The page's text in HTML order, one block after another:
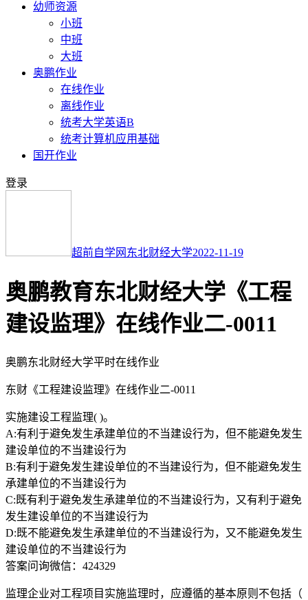
幼师资源
小班
中班
大班
奥鹏作业
在线作业
离线作业
统考大学英语B
统考计算机应用基础
国开作业
登录
超前自学网 东北财经大学2022-11-19
奥鹏教育东北财经大学《工程
建设监理》在线作业二-0011
奥鹏东北财经大学平时在线作业
东财《工程建设监理》在线作业二-0011
实施建设工程监理( )。
A:有利于避免发生承建单位的不当建设行为，但不能避免发生
建设单位的不当建设行为
B:有利于避免发生建设单位的不当建设行为，但不能避免发生
承建单位的不当建设行为
C:既有利于避免发生承建单位的不当建设行为，又有利于避免
发生建设单位的不当建设行为
D:既不能避免发生承建单位的不当建设行为，又不能避免发生
建设单位的不当建设行为
答案问询微信：424329
监理企业对工程项目实施监理时，应遵循的基本原则不包括（